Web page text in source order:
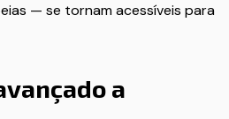
— se tornam acessíveis para
a